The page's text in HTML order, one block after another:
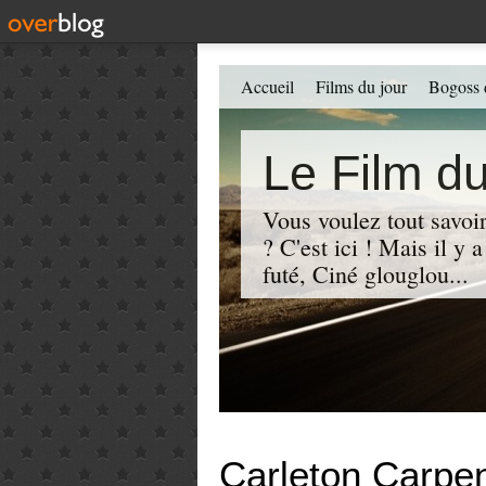
Le Film
Vous voulez tout
? C'est ici ! Mais il y a
futé, Ciné glouglou...
Accueil Films du jour Bogoss
Carleton